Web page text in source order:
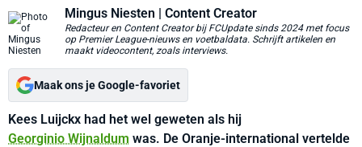
Mingus Niesten | Content Creator
Redacteur en Content Creator bij FCUpdate sinds 2024 met focus
op Premier League-nieuws en voetbaldata. Schrijft artikelen en
maakt videocontent, zoals interviews.
Maak ons je Google-favoriet
Kees Luijckx had het wel geweten als hij
Georginio Wijnaldum was. De Oranje-international vertelde